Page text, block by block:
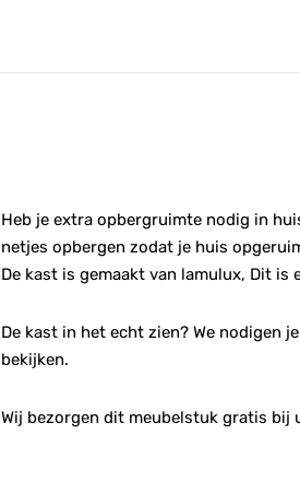
Heb je extra opbergruimte nodig in
netjes opbergen zodat je huis
De kast is gemaakt van lamulux, Dit
De kast in het echt zien? We nodigen
bekijken.
Wij bezorgen dit meubelstuk gratis bij